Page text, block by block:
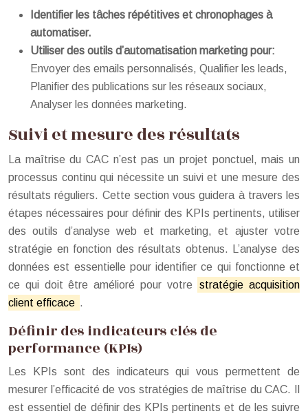
Identifier les tâches répétitives et chronophages à
automatiser.
Utiliser des outils d’automatisation marketing pour:
Envoyer des emails personnalisés, Qualifier les leads,
Planifier des publications sur les réseaux sociaux,
Analyser les données marketing.
Suivi et mesure des résultats
La maîtrise du CAC n’est pas un projet ponctuel, mais un
processus continu qui nécessite un suivi et une mesure des
résultats réguliers. Cette section vous guidera à travers les
étapes nécessaires pour définir des KPIs pertinents, utiliser
des outils d’analyse web et marketing, et ajuster votre
stratégie en fonction des résultats obtenus. L’analyse des
données est essentielle pour identifier ce qui fonctionne et
ce qui doit être amélioré pour votre
stratégie acquisition
client efficace .
Définir des indicateurs clés de
performance (KPIs)
Les KPIs sont des indicateurs qui vous permettent de
mesurer l’efficacité de vos stratégies de maîtrise du CAC. Il
est essentiel de définir des KPIs pertinents et de les suivre